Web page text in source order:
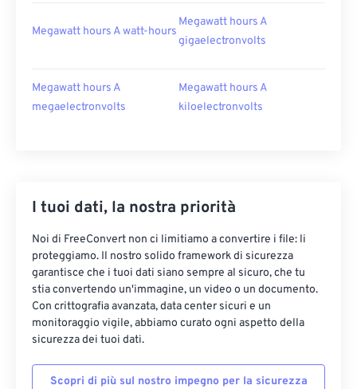
Megawatt hours A watt-hours
Megawatt hours A
gigaelectronvolts
Megawatt hours A
megaelectronvolts
Megawatt hours A
kiloelectronvolts
I tuoi dati, la nostra priorità
Noi di FreeConvert non ci limitiamo a convertire i file: li
proteggiamo. Il nostro solido framework di sicurezza
garantisce che i tuoi dati siano sempre al sicuro, che tu
stia convertendo un'immagine, un video o un documento.
Con crittografia avanzata, data center sicuri e un
monitoraggio vigile, abbiamo curato ogni aspetto della
sicurezza dei tuoi dati.
Scopri di più sul nostro impegno per la sicurezza